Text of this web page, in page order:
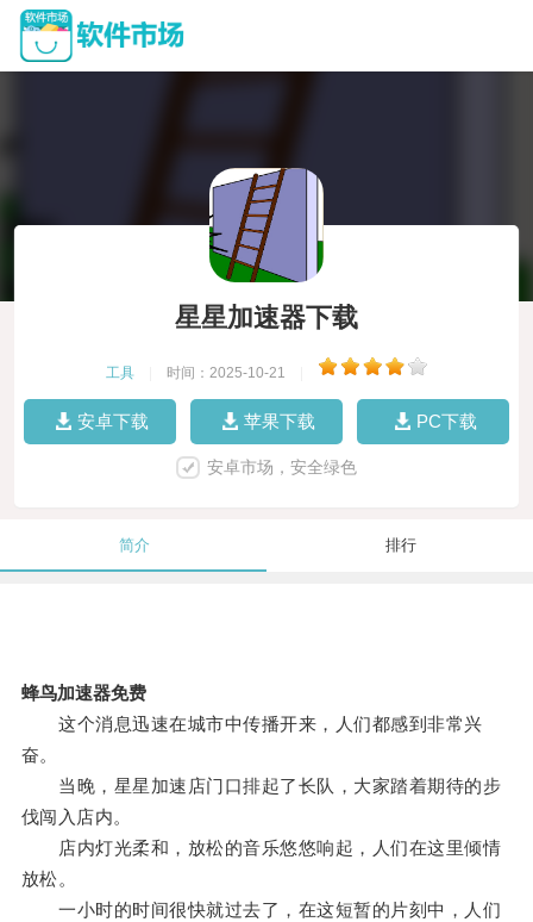
星星加速器下载
工具 时间：2025-10-21
安卓下载 苹果下载 PC下载
安卓市场，安全绿色
简介 排行
蜂鸟加速器免费
这个消息迅速在城市中传播开来，人们都感到非常兴
奋。
当晚，星星加速店门口排起了长队，大家踏着期待的步
伐闯入店内。
店内灯光柔和，放松的音乐悠悠响起，人们在这里倾情
放松。
一小时的时间很快就过去了，在这短暂的片刻中，人们